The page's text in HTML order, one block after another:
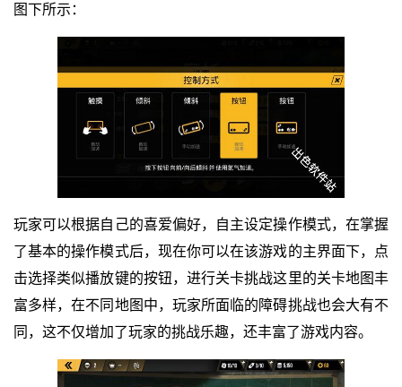
图下所示：
玩家可以根据自己的喜爱偏好，自主设定操作模式，在掌握
了基本的操作模式后，现在你可以在该游戏的主界面下，点
击选择类似播放键的按钮，进行关卡挑战这里的关卡地图丰
富多样，在不同地图中，玩家所面临的障碍挑战也会大有不
同，这不仅增加了玩家的挑战乐趣，还丰富了游戏内容。